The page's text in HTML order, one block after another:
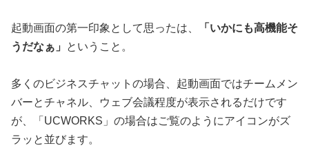
起動画面の第一印象として思ったは、
「いかにも高機能そ
うだなぁ」
ということ。
多くのビジネスチャットの場合、起動画面ではチームメン
バーとチャネル、ウェブ会議程度が表示されるだけです
が、「UCWORKS」の場合はご覧のようにアイコンがズ
ラッと並びます。